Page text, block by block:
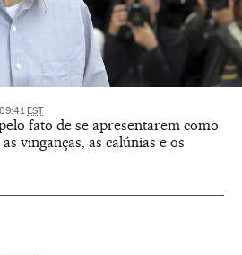
EST
fato de se apresentarem como
vinganças, as calúnias e os